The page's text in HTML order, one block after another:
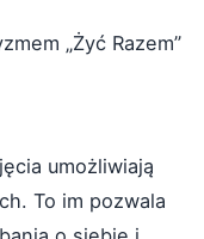
„Żyć Razem”
umożliwiają
To im pozwala